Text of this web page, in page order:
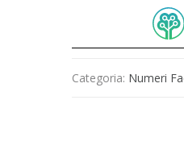
Categoria: Numeri